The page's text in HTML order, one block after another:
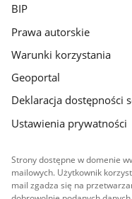
BIP
Prawa autorskie
Warunki korzystania
Geoportal
Deklaracja dostępności
Ustawienia prywatności
Strony dostępne w domenie
mailowych. Użytkownik
mail zgadza się na